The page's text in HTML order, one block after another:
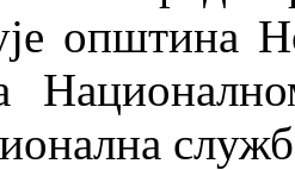
општина